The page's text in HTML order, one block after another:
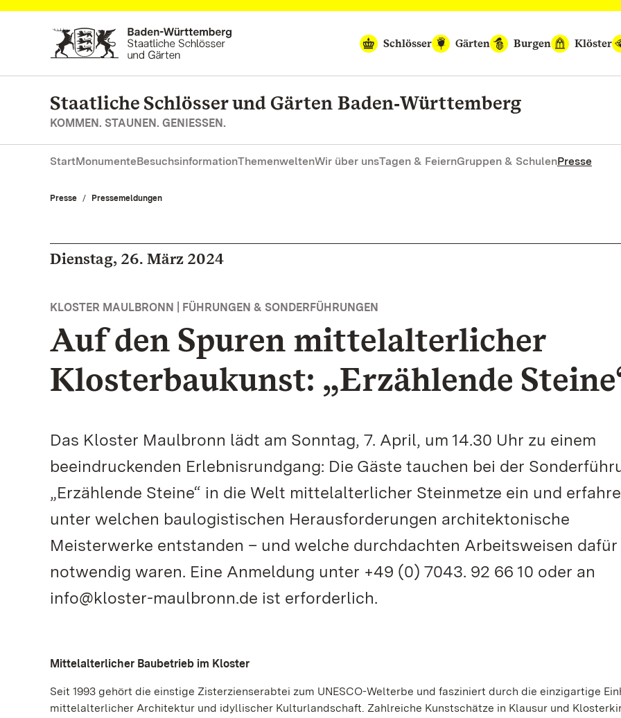
Zum Hauptinhalt springen
Schlösser
Gärten Burgen Klöster
Staatliche Schlösser und Gärten Baden‑Württemberg
KOMMEN. STAUNEN. GENIESSEN.
StartMonumenteBesuchsinformationThemenweltenWir über unsTagen & FeiernGruppen & SchulenPresse
Presse Pressemeldungen
Dienstag, 26. März 2024
KLOSTER MAULBRONN | FÜHRUNGEN & SONDERFÜHRUNGEN
Auf den Spuren mittelalterlicher
Klosterbaukunst: „Erzählende
Das Kloster Maulbronn lädt am Sonntag, 7. April, um 14.30 Uhr zu einem
beeindruckenden Erlebnisrundgang: Die Gäste tauchen bei der
„Erzählende Steine“ in die Welt mittelalterlicher Steinmetze ein und
unter welchen baulogistischen Herausforderungen architektonische
Meisterwerke entstanden – und welche durchdachten Arbeitsweisen dafür
notwendig waren. Eine Anmeldung unter +49 (0) 7043. 92 66 10 oder an
info@kloster-maulbronn.de ist erforderlich.
Mittelalterlicher Baubetrieb im Kloster
Seit 1993 gehört die einstige Zisterzienserabtei zum UNESCO-Welterbe und fasziniert durch die einzigartige
mittelalterlicher Architektur und idyllischer Kulturlandschaft. Zahlreiche Kunstschätze in Klausur und